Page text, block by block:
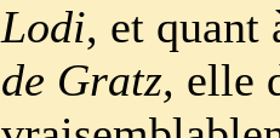
Lodi, et quant
de Gratz, elle